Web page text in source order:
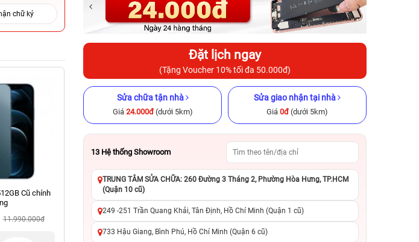
chữ ký
Cũ chính
11.990.000đ
iPhone 14 Plus 128GB Cũ chính
hãng
9.490.000đ
13.990.000đ
-4.500.000đ
chính hãng
23.490.000đ
27.999.000đ
-4.509.000đ -6.000.000đ
Đặt lịch ngay
(Tặng Voucher 10% tối đa 50.000đ)
Sửa chữa tận nhà
Giá 24.000đ(dưới 5km)
Sửa giao nhận tại nhà
Giá 0đ(dưới 5km)
13 Hệ thống Showroom
TRUNG TÂM SỬA CHỮA: 260 Đường 3 Tháng 2, Phường Hòa Hưng, TP.HCM
(Quận 10 cũ)
249 -251 Trần Quang Khải, Tân Định, Hồ Chí Minh (Quận 1 cũ)
733 Hậu Giang, Bình Phú, Hồ Chí Minh (Quận 6 cũ)